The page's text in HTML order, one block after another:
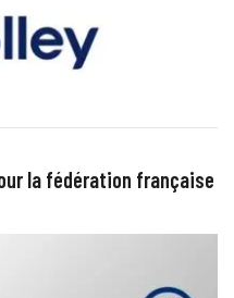
la fédération française